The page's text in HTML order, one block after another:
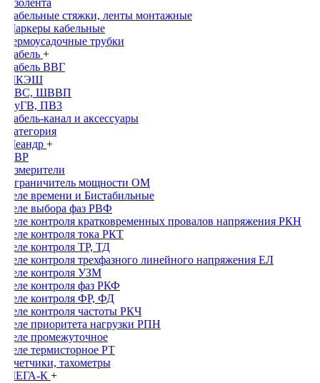
Изолента
Кабельные стяжки, ленты монтажные
Маркеры кабельные
Термоусадочные трубки
Кабель +
Кабель ВВГ
МКЭШ
ПВС, ШВВП
ПуГВ, ПВ3
Кабель-канал и аксессуары
Категория
Меандр +
АВР
Измерители
Ограничитель мощности ОМ
Реле времени и Бистабильные
Реле выбора фаз РВФ
Реле контроля кратковременных провалов напряжения РКН
Реле контроля тока РКТ
Реле контроля ТР, ТД
Реле контроля трехфазного линейного напряжения ЕЛ
Реле контроля УЗМ
Реле контроля фаз РКФ
Реле контроля ФР, ФД
Реле контроля частоты РКЧ
Реле приоритета нагрузки РПН
Реле промежуточное
Реле термисторное РТ
Счетчики, тахометры
МЕГА-К +